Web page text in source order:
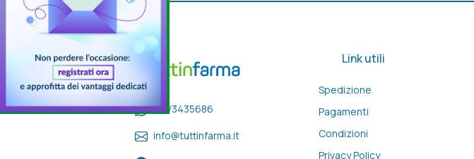
333/3435686
info@tuttinfarma.it
Link utili
Spedizione
Pagamenti
Condizioni
Privacy Policy